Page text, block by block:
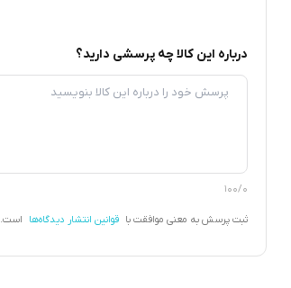
درباره این کالا چه پرسشی دارید؟
100/0
ثبت پرسش به معنی موافقت با قوانین انتشار دیدگاه‌ها است.